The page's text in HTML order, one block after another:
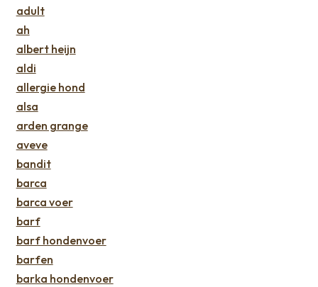
adult
ah
albert heijn
aldi
allergie hond
alsa
arden grange
aveve
bandit
barca
barca voer
barf
barf hondenvoer
barfen
barka hondenvoer